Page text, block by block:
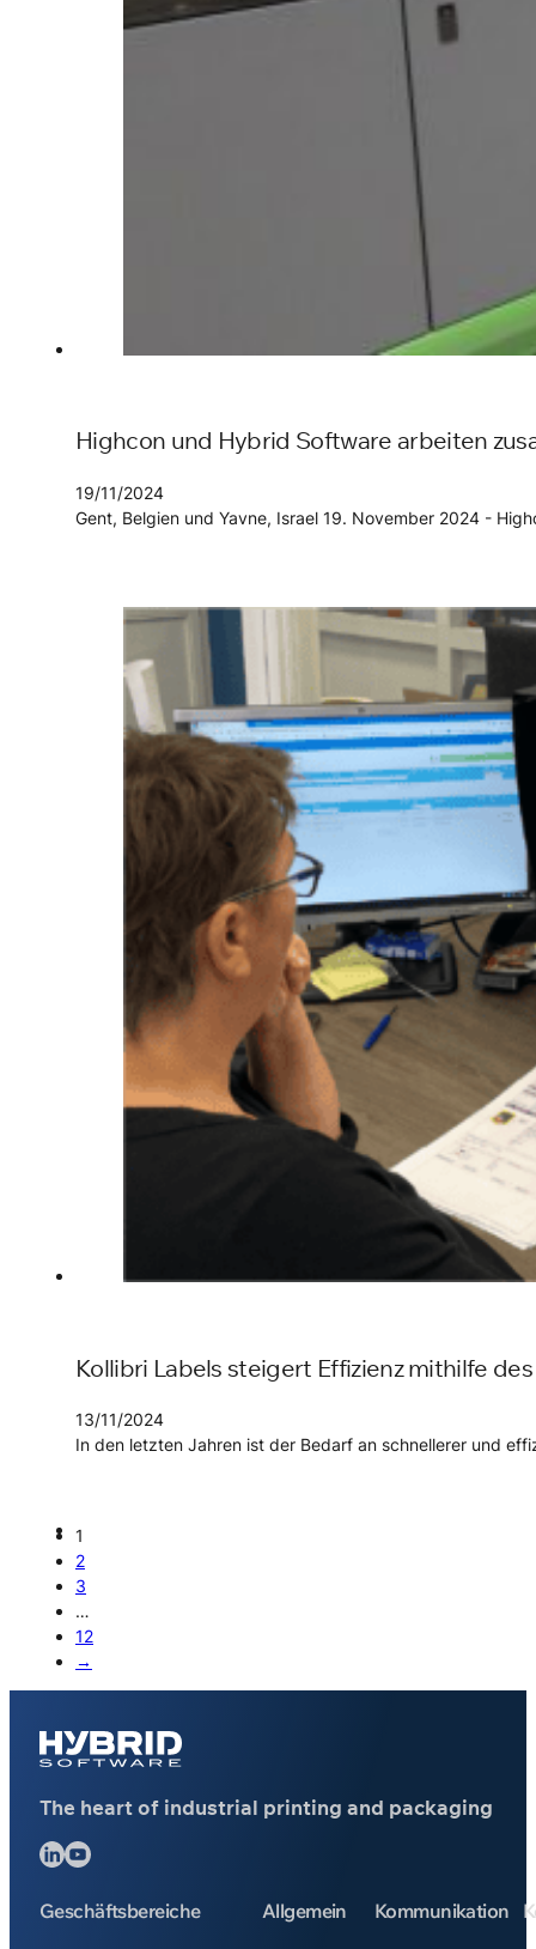
Highcon und Hybrid Software arbeiten
19/11/2024
Gent, Belgien und Yavne, Israel 19. November 2024 -
Kollibri Labels steigert Effizienz mithilfe des
13/11/2024
In den letzten Jahren ist der Bedarf an schnellerer und
1
2
3
…
12
→
The heart of industrial printing and packaging
Folgen Sie uns auf LinkedIn
Folgen Sie uns auf YouTube
Geschäftsbereiche Allgemein Kommunikation